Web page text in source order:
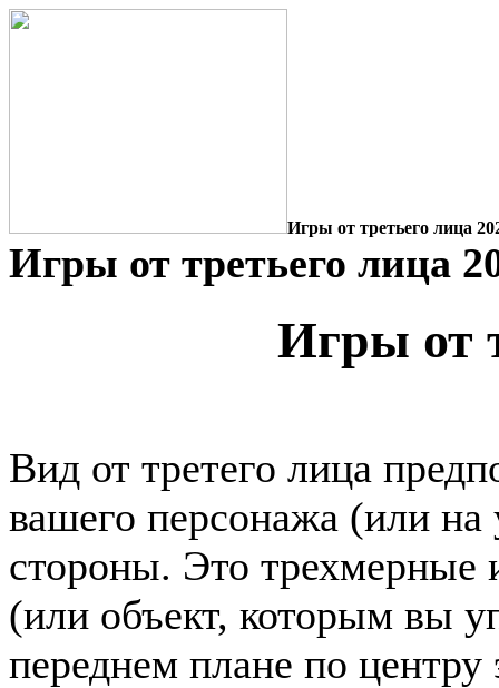
Игры от третьего лица
Игры от третьего лица
Игры от
Вид от третего лица
вашего персонажа (или
стороны. Это трехмерные
(или объект, которым вы
переднем плане по центру